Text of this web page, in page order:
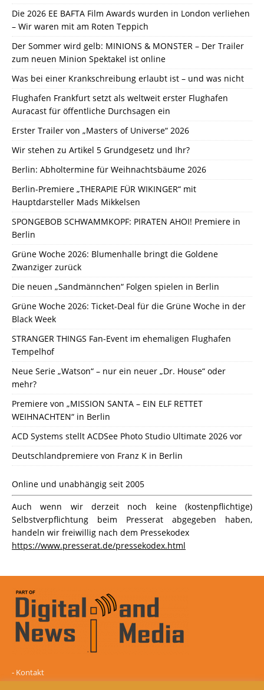
Die 2026 EE BAFTA Film Awards wurden in London verliehen
– Wir waren mit am Roten Teppich
Der Sommer wird gelb: MINIONS & MONSTER – Der Trailer
zum neuen Minion Spektakel ist online
Was bei einer Krankschreibung erlaubt ist – und was nicht
Flughafen Frankfurt setzt als weltweit erster Flughafen
Auracast für öffentliche Durchsagen ein
Erster Trailer von „Masters of Universe“ 2026
Wir stehen zu Artikel 5 Grundgesetz und Ihr?
Berlin: Abholtermine für Weihnachtsbäume 2026
Berlin-Premiere „THERAPIE FÜR WIKINGER“ mit
Hauptdarsteller Mads Mikkelsen
SPONGEBOB SCHWAMMKOPF: PIRATEN AHOI! Premiere in
Berlin
Grüne Woche 2026: Blumenhalle bringt die Goldene
Zwanziger zurück
Die neuen „Sandmännchen“ Folgen spielen in Berlin
Grüne Woche 2026: Ticket-Deal für die Grüne Woche in der
Black Week
STRANGER THINGS Fan-Event im ehemaligen Flughafen
Tempelhof
Neue Serie „Watson“ – nur ein neuer „Dr. House“ oder
mehr?
Premiere von „MISSION SANTA – EIN ELF RETTET
WEIHNACHTEN“ in Berlin
ACD Systems stellt ACDSee Photo Studio Ultimate 2026 vor
Deutschlandpremiere von Franz K in Berlin
Online und unabhängig seit 2005
Auch wenn wir derzeit noch keine (kostenpflichtige)
Selbstverpflichtung beim Presserat abgegeben haben,
handeln wir freiwillig nach dem Pressekodex
https://www.presserat.de/pressekodex.html
- Kontakt